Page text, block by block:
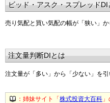
ビッド・アスク・スプレッドDI
売り気配と買い気配の幅が「狭い」か
注文量判断DIとは
注文量が「多い」から「少ない」を引
：姉妹サイト「 株式投資大百科